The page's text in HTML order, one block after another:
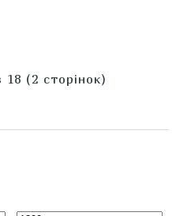
18 (2 сторінок)